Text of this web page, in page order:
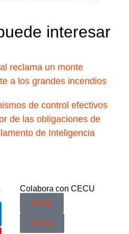
interesar
reclama un monte
a los grandes incendios
de control efectivos
de las obligaciones de
de Inteligencia
Colabora con CECU
Actúa
Únete